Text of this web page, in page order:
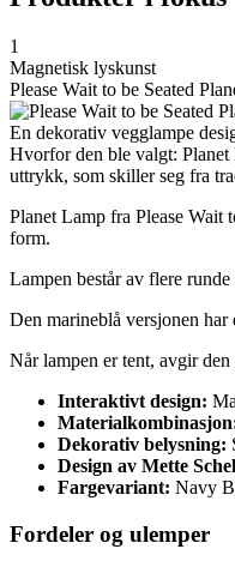
1
Magnetisk lyskunst
Please Wait to be Seated
En dekorativ vegglampe
Hvorfor den ble valgt: Planet
uttrykk, som skiller seg fra
Planet Lamp fra Please Wait
form.
Lampen består av flere
Den marineblå versjonen
Når lampen er tent, avgir
Interaktivt design:
Dekorativ belysning:
Design av Mette
Fargevariant: Navy
Fordeler og ulemper